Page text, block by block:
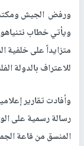
ورفض الجيش ومكتب
ويأتي خطاب
متزايداً على خلفية
للاعتراف بالدولة
وأفادت تقارير
رسالة رسمية على
المنسق من قاعة